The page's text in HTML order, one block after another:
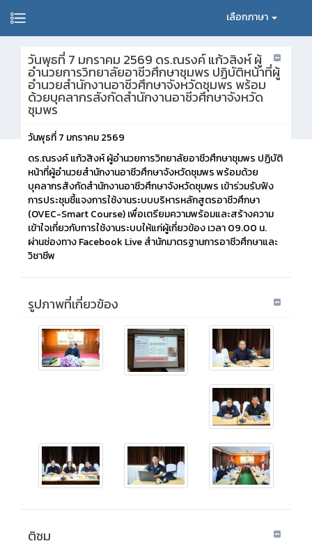
เลือกภาษา
วันพุธที่ 7 มกราคม 2569 ดร.ณรงค์ แก้วสิงห์ ผู้
อำนวยการวิทยาลัยอาชีวศึกษาชุมพร ปฏิบัติหน้าที่ผู้
อำนวยสำนักงานอาชีวศึกษาจังหวัดชุมพร พร้อม
ด้วยบุคลากรสังกัดสำนักงานอาชีวศึกษาจังหวัด
ชุมพร
วันพุธที่ 7 มกราคม 2569
ดร.ณรงค์ แก้วสิงห์ ผู้อำนวยการวิทยาลัยอาชีวศึกษาชุมพร ปฏิบัติ
หน้าที่ผู้อำนวยสำนักงานอาชีวศึกษาจังหวัดชุมพร พร้อมด้วย
บุคลากรสังกัดสำนักงานอาชีวศึกษาจังหวัดชุมพร เข้าร่วมรับฟัง
การประชุมชี้แจงการใช้งานระบบบริหารหลักสูตรอาชีวศึกษา
(OVEC-Smart Course) เพื่อเตรียมความพร้อมและสร้างความ
เข้าใจเกี่ยวกับการใช้งานระบบให้แก่ผู้เกี่ยวข้อง เวลา 09.00 น.
ผ่านช่องทาง Facebook Live สำนักมาตรฐานการอาชีวศึกษาและ
วิชาชีพ
รูปภาพที่เกี่ยวข้อง
ติชม